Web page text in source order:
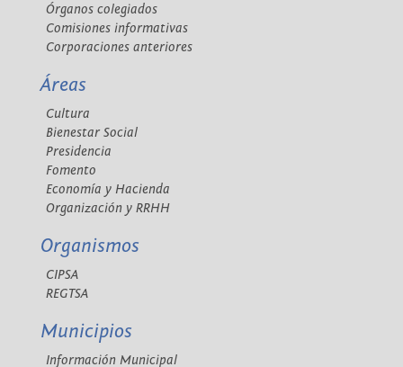
Órganos colegiados
Comisiones informativas
Corporaciones anteriores
Áreas
Cultura
Bienestar Social
Presidencia
Fomento
Economía y Hacienda
Organización y RRHH
Organismos
CIPSA
REGTSA
Municipios
Información Municipal